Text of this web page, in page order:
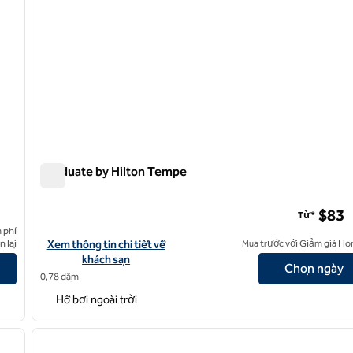
phí
lại
Graduate by Hilton Tempe
Xem chi tiết khách sạn cho Graduate by Hilton Tempe
Xem thông tin chi tiết về
khách sạn
0,78 dặm
Từ* $83
Mua trước với Giảm giá
Chọn ngày
Hồ bơi ngoài trời
ảnh sau1/12